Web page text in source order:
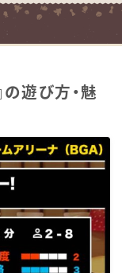
の遊び方・魅